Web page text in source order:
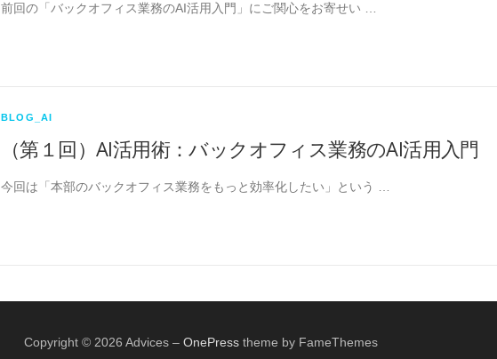
前回の「バックオフィス業務のAI活用入門」にご関心をお寄せい …
BLOG_AI
（第１回）AI活用術：バックオフィス業務のAI活用入門
今回は「本部のバックオフィス業務をもっと効率化したい」という …
Copyright © 2026 Advices – OnePress theme by FameThemes